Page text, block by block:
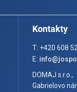
Kontakty
T: +420 608
E:
DOMAJ s.r.o.,
Gabrielovo